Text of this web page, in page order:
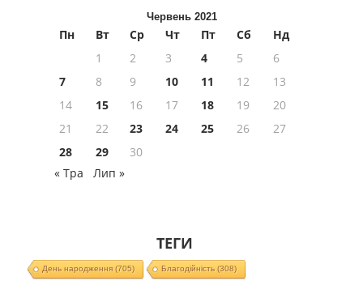
Червень 2021
Пн Вт Ср Чт Пт Сб
Нд
1
2 3 4 5
6
7
8 9 10 11 12
13
14
15 16 17 18 19
20
21
22 23 24 25 26
27
28
29
30
« Тра
Лип »
ТЕГИ
День народження(705) Благодійність (308)